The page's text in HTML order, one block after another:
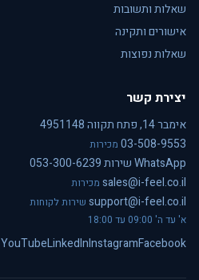
שאלות ותשובות
אישורים ותקינה
שאלות נפוצות
יצירת קשר
אימבר 14, פתח תקווה 4951148
03-508-9553 מכירות
WhatsApp שירות 053-300-6239
sales@i-feel.co.il מכירות
support@i-feel.co.il שירות לקוחות
א' עד ה' 09:00 עד 18:00
Facebook
Instagram
LinkedIn
YouTube